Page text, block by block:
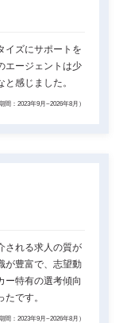
イズにサポートを
エージェントは少
感じました。
：2023年9月~2026年8月）
される求人の質が
が豊富で、志望動
ー特有の選考傾向
です。
：2023年9月~2026年8月）